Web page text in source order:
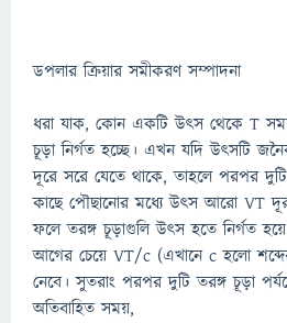
ডপলার ক্রিয়ার সমীকরণ সম্পাদনা
ধরা যাক, কোন একটি উৎস থেকে T
চূড়া নির্গত হচ্ছে। এখন যদি উৎসটি
দূরে সরে যেতে থাকে, তাহলে পরপর দুটি
কাছে পৌছানোর মধ্যে উৎস আরো VT
ফলে তরঙ্গ চূড়াগুলি উৎস হতে নির্গত
আগের চেয়ে VT/c (এখানে c হলো
নেবে। সুতরাং পরপর দুটি তরঙ্গ চূড়া
অতিবাহিত সময়,